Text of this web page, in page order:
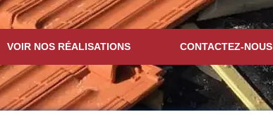
VOIR NOS RÉALISATIONS CONTACTEZ-NOUS